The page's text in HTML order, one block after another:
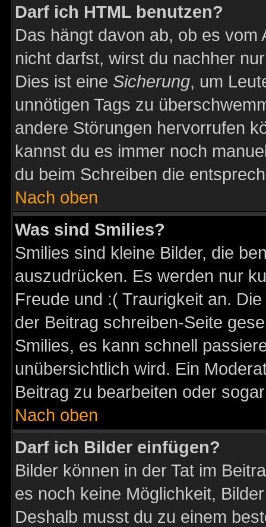
Darf ich HTML benutzen?
Das hängt davon ab, ob es
nicht darfst, wirst du nachher
Dies ist eine Sicherung, um
unnötigen Tags zu
andere Störungen hervorrufen
kannst du es immer noch
du beim Schreiben die
Nach oben
Was sind Smilies?
Smilies sind kleine Bilder, die
auszudrücken. Es werden nur
Freude und :( Traurigkeit an.
der Beitrag schreiben-Seite
Smilies, es kann schnell
unübersichtlich wird. Ein
Beitrag zu bearbeiten oder
Nach oben
Darf ich Bilder einfügen?
Bilder können in der Tat im
es noch keine Möglichkeit,
Deshalb musst du zu einem